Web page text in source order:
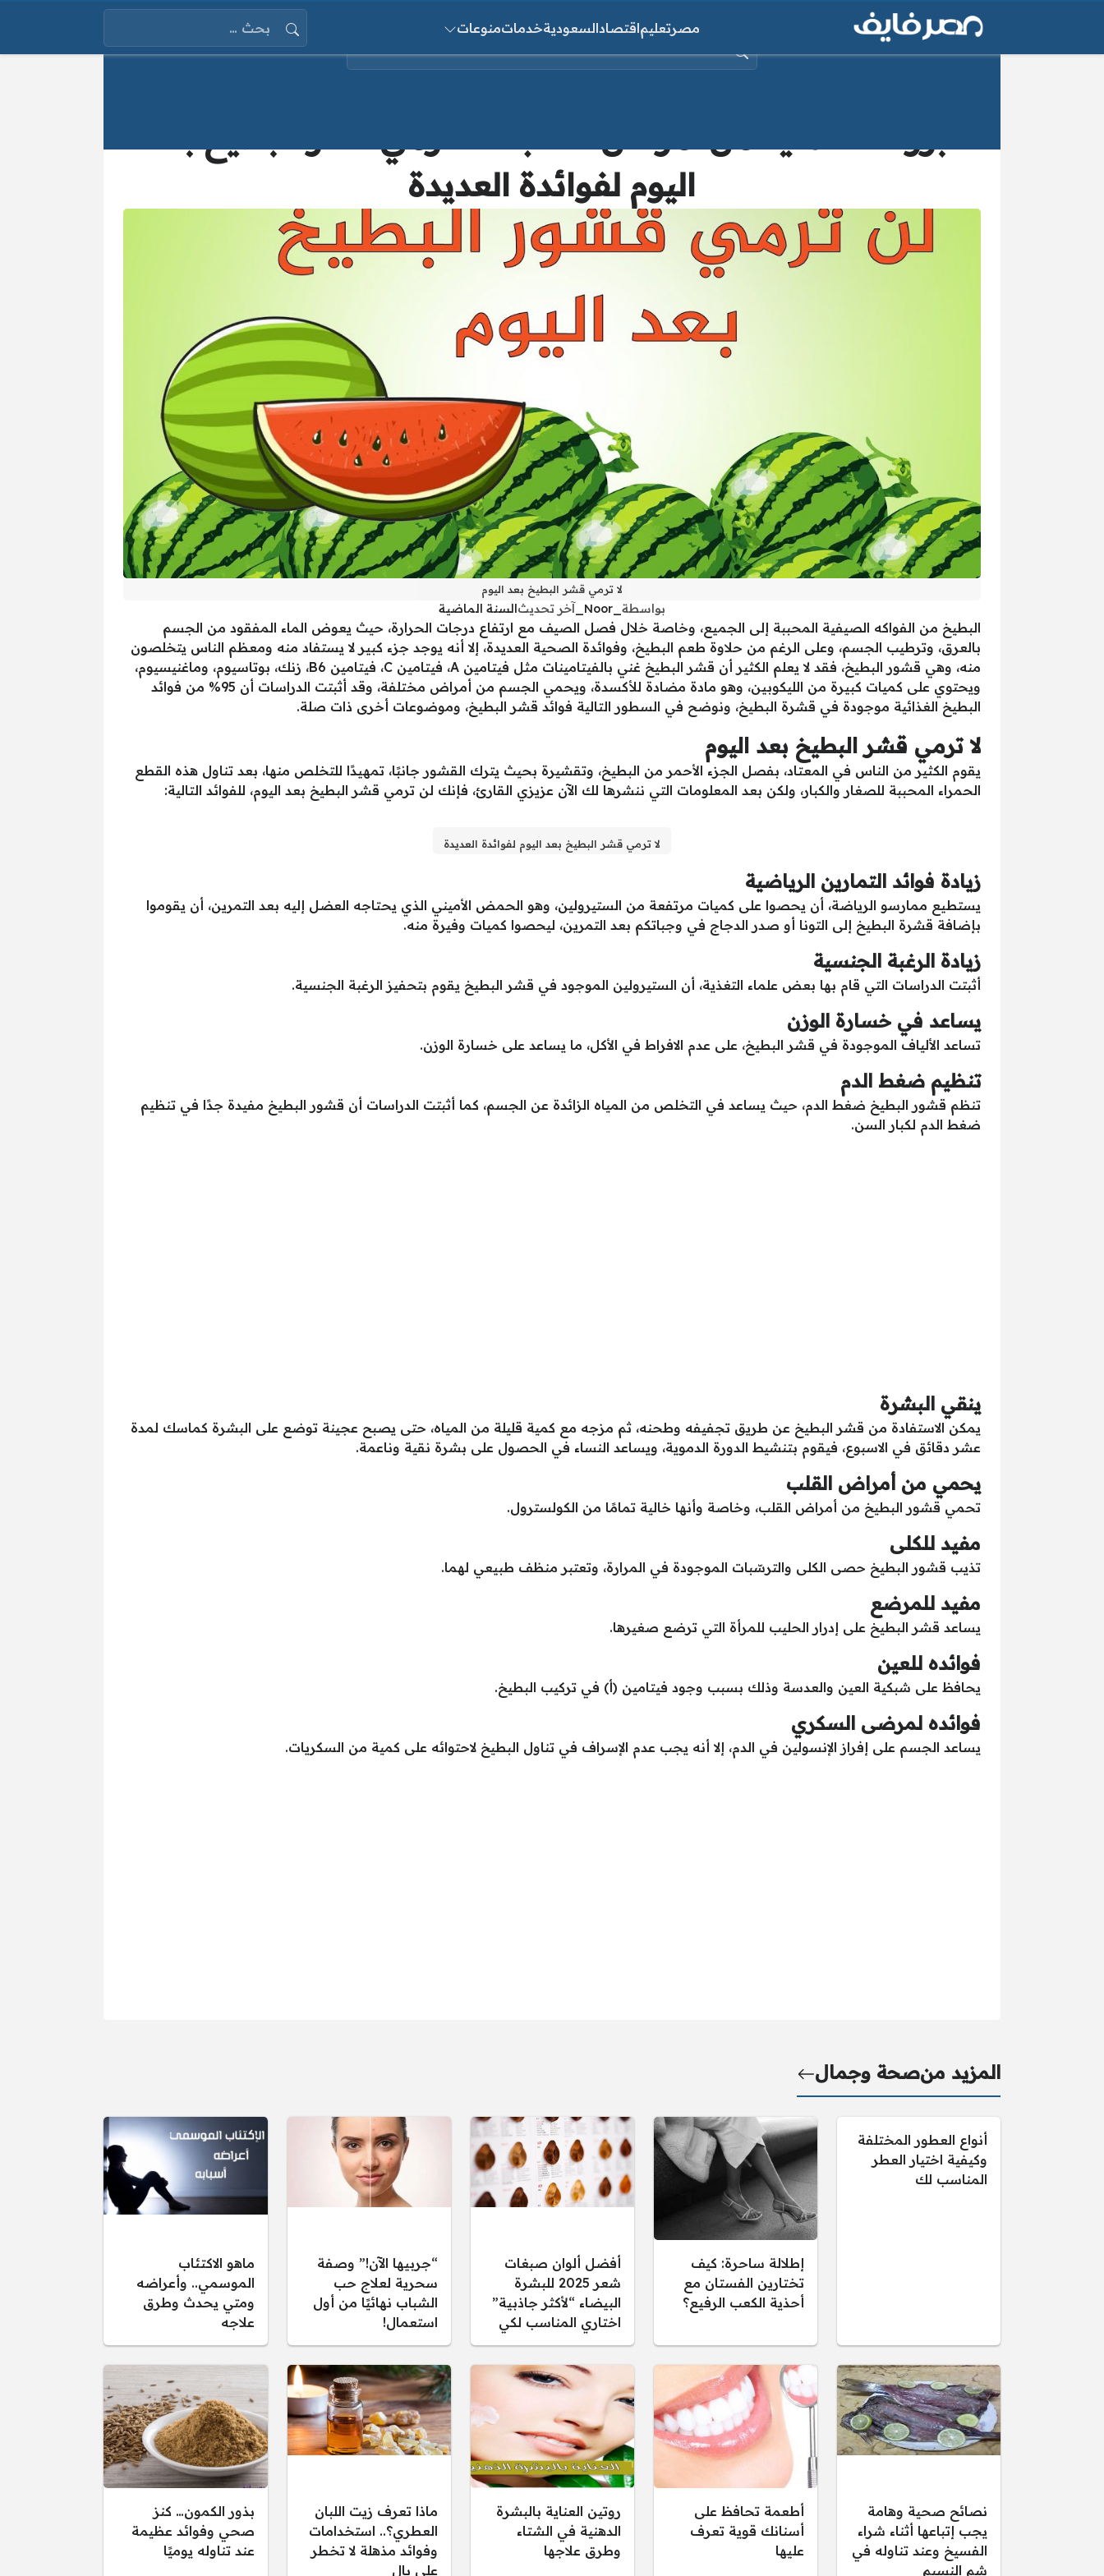
مصرتعليماقتصادالسعوديةخدماتمنوعات
البحث عن:
اليوم لفوائدة العديدة
لا ترمي قشر البطيخ بعد اليوم
بواسطة آخر تحديثالسنة الماضية
البطيخ من الفواكه الصيفية المحببة إلى الجميع، وخاصة خلال فصل الصيف مع ارتفاع درجات الحرارة، حيث يعوض الماء المفقود من الجسم
بالعرق، وترطيب الجسم، وعلى الرغم من حلاوة طعم البطيخ، وفوائدة الصحية العديدة، إلا أنه يوجد جزء كبير لا يستفاد منه ومعظم الناس يتخلصون
منه، وهي قشور البطيخ، فقد لا يعلم الكثير أن قشر البطيخ غني بالفيتامينات مثل فيتامين A، فيتامين C، فيتامين B6، زنك، بوتاسيوم، وماغنيسيوم،
ويحتوي على كميات كبيرة من الليكوبين، وهو مادة مضادة للأكسدة، ويحمي الجسم من أمراض مختلفة، وقد أثبتت الدراسات أن 95% من فوائد
البطيخ الغذائية موجودة في قشرة البطيخ، ونوضح في السطور التالية فوائد قشر البطيخ، وموضوعات أخرى ذات صلة.
لا ترمي قشر البطيخ بعد اليوم
يقوم الكثير من الناس في المعتاد، بفصل الجزء الأحمر من البطيخ، وتقشيرة بحيث يترك القشور جانبًا، تمهيدًا للتخلص منها، بعد تناول هذه القطع
الحمراء المحببة للصغار والكبار، ولكن بعد المعلومات التي ننشرها لك الآن عزيزي القارئ، فإنك لن ترمي قشر البطيخ بعد اليوم، للفوائد التالية:
لا ترمي قشر البطيخ بعد اليوم لفوائدة العديدة
زيادة فوائد التمارين الرياضية
يستطيع ممارسو الرياضة، أن يحصوا على كميات مرتفعة من الستيرولين، وهو الحمض الأميني الذي يحتاجه العضل إليه بعد التمرين، أن يقوموا
بإضافة قشرة البطيخ إلى التونا أو صدر الدجاج في وجباتكم بعد التمرين، ليحصوا كميات وفيرة منه.
زيادة الرغبة الجنسية
أثبتت الدراسات التي قام بها بعض علماء التغذية، أن الستيرولين الموجود في قشر البطيخ يقوم بتحفيز الرغبة الجنسية.
يساعد في خسارة الوزن
تساعد الألياف الموجودة في قشر البطيخ، على عدم الافراط في الأكل، ما يساعد على خسارة الوزن.
تنظيم ضغط الدم
تنظم قشور البطيخ ضغط الدم، حيث يساعد في التخلص من المياه الزائدة عن الجسم، كما أثبتت الدراسات أن قشور البطيخ مفيدة جدًا في تنظيم
ضغط الدم لكبار السن.
ينقي البشرة
يمكن الاستفادة من قشر البطيخ عن طريق تجفيفه وطحنه، ثم مزجه مع كمية قليلة من المياه، حتى يصبح عجينة توضع على البشرة كماسك لمدة
عشر دقائق في الاسبوع، فيقوم بتنشيط الدورة الدموية، ويساعد النساء في الحصول على بشرة نقية وناعمة.
يحمي من أمراض القلب
تحمي قشور البطيخ من أمراض القلب، وخاصة وأنها خالية تمامًا من الكولسترول.
مفيد للكلى
تذيب قشور البطيخ حصى الكلى والترسّبات الموجودة في المرارة، وتعتبر منظف طبيعي لهما.
مفيد للمرضع
يساعد قشر البطيخ على إدرار الحليب للمرأة التي ترضع صغيرها.
فوائده للعين
يحافظ على شبكية العين والعدسة وذلك بسبب وجود فيتامين (أ) في تركيب البطيخ.
فوائده لمرضى السكري
يساعد الجسم على إفراز الإنسولين في الدم، إلا أنه يجب عدم الإسراف في تناول البطيخ لاحتوائه على كمية من السكريات.
المزيد منصحة وجمال
أنواع العطور المختلفة
وكيفية اختيار العطر
المناسب لك
إطلالة ساحرة: كيف
تختارين الفستان مع
أحذية الكعب الرفيع؟
أفضل ألوان صبغات
شعر 2025 للبشرة
البيضاء “لأكثر جاذبية”
اختاري المناسب لكي
“جربيها الآن!” وصفة
سحرية لعلاج حب
الشباب نهائيًا من أول
استعمال!
ماهو الاكتئاب
الموسمي.. وأعراضه
ومتي يحدث وطرق
علاجه
نصائح صحية وهامة
يجب إتباعها أثناء شراء
الفسيخ وعند تناوله في
شم النسيم
أطعمة تحافظ على
أسنانك قوية تعرف
عليها
روتين العناية بالبشرة
الدهنية في الشتاء
وطرق علاجها
ماذا تعرف زيت اللبان
العطري؟.. استخدامات
وفوائد مذهلة لا تخطر
على بال
بذور الكمون… كنز
صحي وفوائد عظيمة
عند تناوله يوميًا